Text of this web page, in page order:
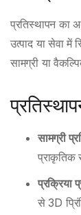
प्रतिस्थापन का
उत्पाद या सेवा में
सामग्री या
सामग्री
प्राकृतिक
प्रक्रिया
से 3D